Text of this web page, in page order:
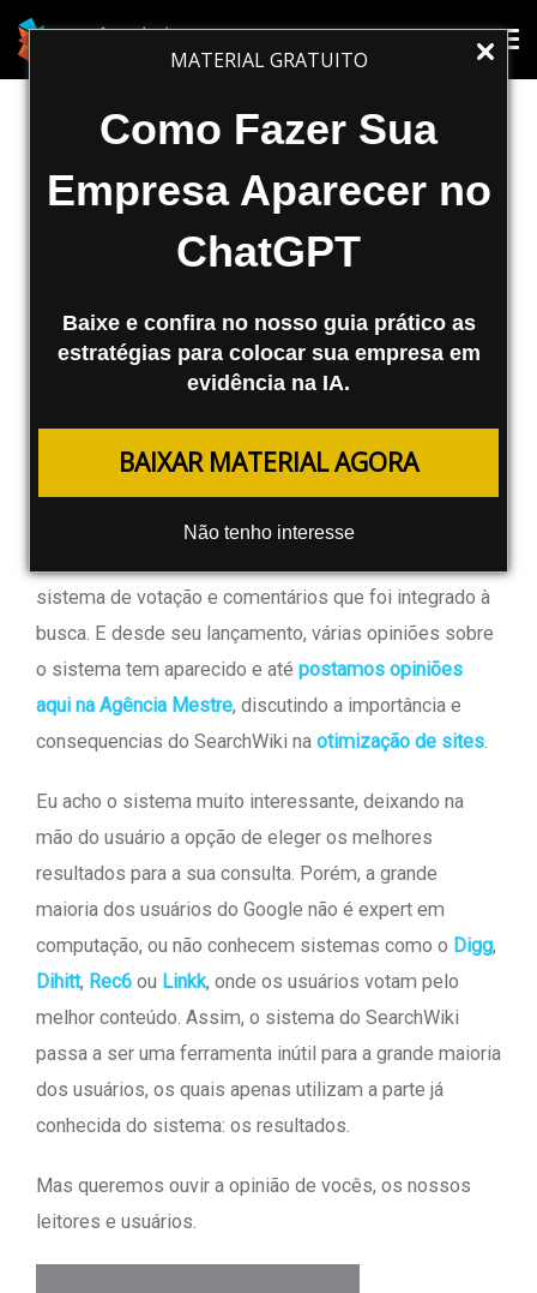
MATERIAL GRATUITO
Como Fazer Sua
Empresa Aparecer no
ChatGPT
Baixe e confira no nosso guia prático as
estratégias para colocar sua empresa em
evidência na IA.
BAIXAR MATERIAL AGORA
Não tenho interesse
MARKETING DIGITAL
preparados para o SearchWiki?
O Google SearchWiki foi lançado a pouco
tempo e já surge o primeiro problema: os
Eles estão preparados para isto? Confira
esta enquete.
Olá leitores da Agência Mestre!
sistema de votação e comentários que foi integrado à
busca. E desde seu lançamento, várias opiniões sobre
o sistema tem aparecido e até postamos opiniões
aqui na Agência Mestre, discutindo a importância e
consequencias do SearchWiki na otimização de sites.
Eu acho o sistema muito interessante, deixando na
mão do usuário a opção de eleger os melhores
resultados para a sua consulta. Porém, a grande
maioria dos usuários do Google não é expert em
computação, ou não conhecem sistemas como o Digg,
Dihitt, Rec6 ou Linkk, onde os usuários votam pelo
melhor conteúdo. Assim, o sistema do SearchWiki
passa a ser uma ferramenta inútil para a grande maioria
dos usuários, os quais apenas utilizam a parte já
conhecida do sistema: os resultados.
Mas queremos ouvir a opinião de vocês, os nossos
leitores e usuários.